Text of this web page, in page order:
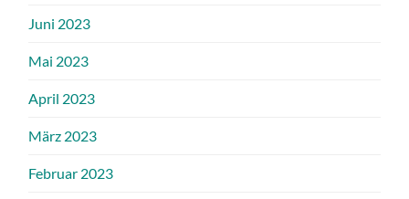
Juni 2023
Mai 2023
April 2023
März 2023
Februar 2023